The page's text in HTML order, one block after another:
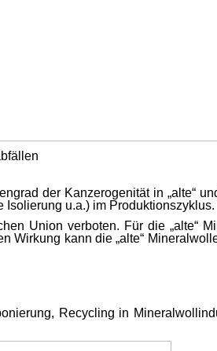
der Kanzerogenität in „alte“
u.a.) im Produktionszyklus.
Union verboten. Für die „alte“
Wirkung kann die „alte“
Recycling in